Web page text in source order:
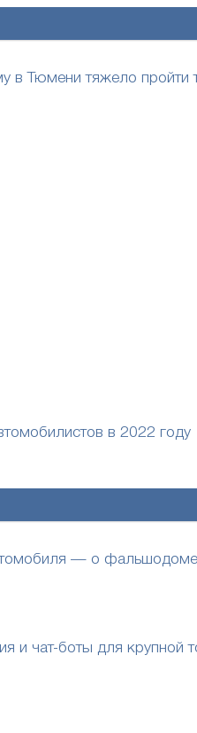
в Тюмени тяжело пройти
в 2022 году
— о
и чат-боты для крупной